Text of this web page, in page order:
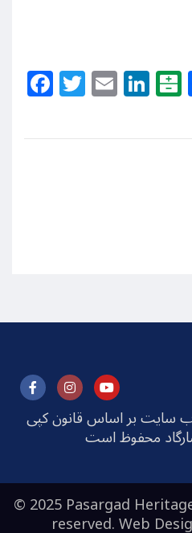
Facebook
Twitter
Email
سایت بر اساس قانون کپی
محفوظ است
© 2025 Pasargad
reserved. Web